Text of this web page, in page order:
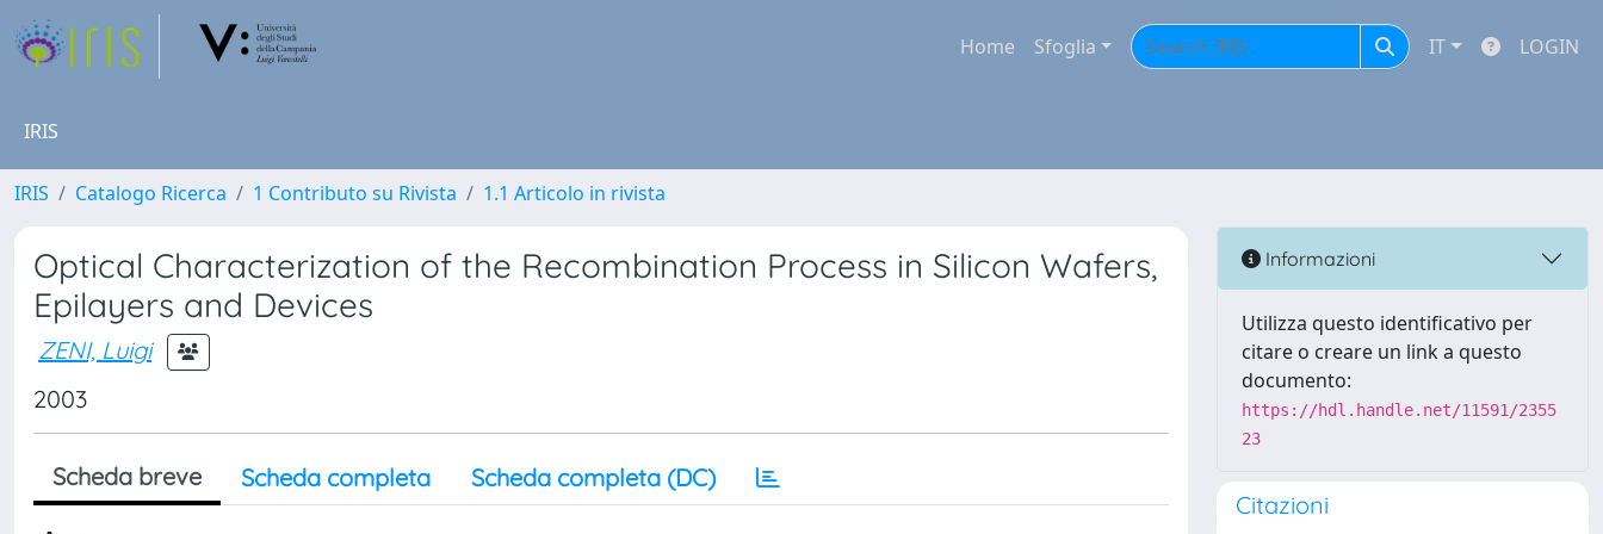
Home Sfoglia IT LOGIN
IRIS
IRIS Catalogo Ricerca 1 Contributo su Rivista 1.1 Articolo in rivista
Optical Characterization of the Recombination Process in Silicon Wafers,
Epilayers and Devices
ZENI, Luigi
2003
Scheda breve Scheda completa Scheda completa (DC)
Informazioni
Utilizza questo identificativo per
citare o creare un link a questo
documento:
https://hdl.handle.net/11591/2355
23
Citazioni